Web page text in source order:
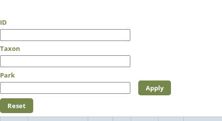
ID
Taxon
Park